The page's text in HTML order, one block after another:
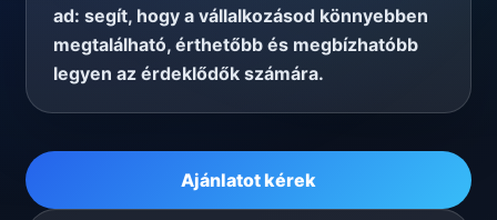
ad: segít, hogy a vállalkozásod könnyebben
megtalálható, érthetőbb és megbízhatóbb
legyen az érdeklődők számára.
Ajánlatot kérek